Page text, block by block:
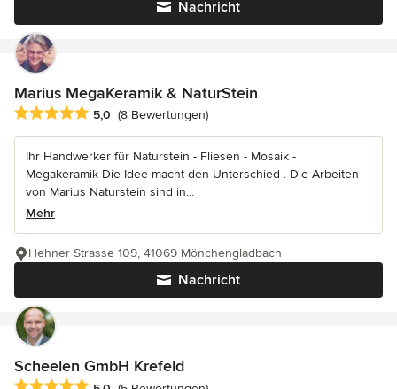
Nachricht
Marius MegaKeramik & NaturStein
Durchschnittliche Bewertung: 5 von 5 Sternen
5,0 (8 Bewertungen)
Ihr Handwerker für Naturstein - Fliesen - Mosaik -
Megakeramik Die Idee macht den Unterschied . Die Arbeiten
von Marius Naturstein sind in...
Mehr
Nachricht
Hehner Strasse 109, 41069 Mönchengladbach
Scheelen GmbH Krefeld